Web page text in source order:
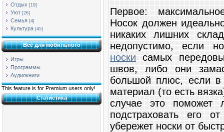
Отдых [19]
Уют [26]
Семья [4]
Культура [45]
Всё для мобильного
Игры
Программы
Аудиокниги
This feature is for Premium users only!
Статистика
Первое:
Носок должен
никаких лишних
недопустимо, если
носки самых
швов, либо они
большой плюс, если в
материал (то есть
случае это поможет
подстраховать его
убережет носки от